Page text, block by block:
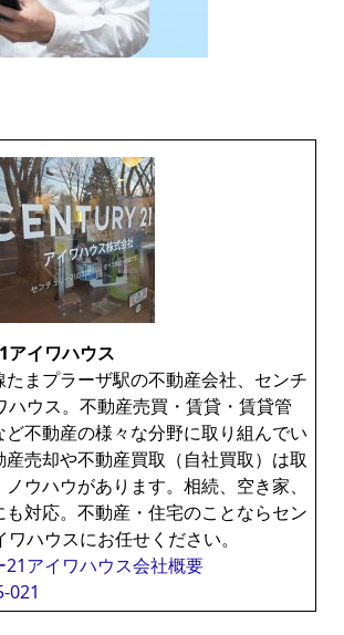
アイワハウス
まプラーザ駅の不動産会社、センチ
ハウス。不動産売買・賃貸・賃貸管
不動産の様々な分野に取り組んでい
産売却や不動産買取（自社買取）は取
ウハウがあります。相続、空き家、
対応。不動産・住宅のことならセン
ハウスにお任せください。
アイワハウス会社概要
021